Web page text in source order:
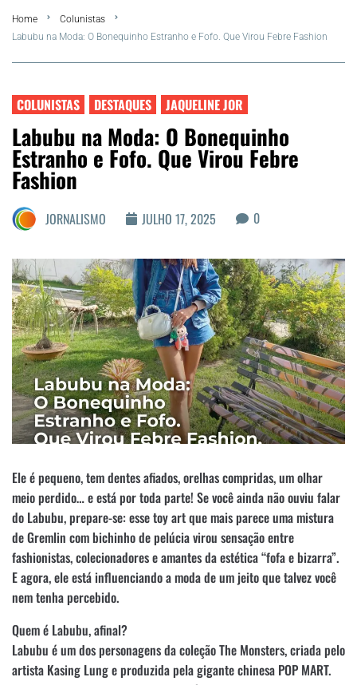
Summer
Região dos Lagos
Agenda Cultural
Colunistas
Home
Colunistas
Labubu na Moda: O Bonequinho Estranho e Fofo. Que Virou Febre Fashion
COLUNISTAS DESTAQUES JAQUELINE JOR
Labubu na Moda: O Bonequinho
Estranho e Fofo. Que Virou Febre
Fashion
JORNALISMO JULHO 17, 2025 0
Ele é pequeno, tem dentes afiados, orelhas compridas, um olhar
meio perdido… e está por toda parte! Se você ainda não ouviu falar
do Labubu, prepare-se: esse toy art que mais parece uma mistura
de Gremlin com bichinho de pelúcia virou sensação entre
fashionistas, colecionadores e amantes da estética “fofa e bizarra”.
E agora, ele está influenciando a moda de um jeito que talvez você
nem tenha percebido.
Quem é Labubu, afinal?
Labubu é um dos personagens da coleção The Monsters, criada pelo
artista Kasing Lung e produzida pela gigante chinesa POP MART.